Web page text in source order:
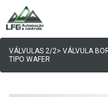
VÁLVULAS 2/2> VÁLVULA
TIPO WAFER